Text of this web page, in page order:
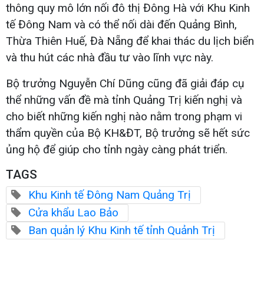
thông quy mô lớn nối đô thị Đông Hà với Khu Kinh
tế Đông Nam và có thể nối dài đến Quảng Bình,
Thừa Thiên Huế, Đà Nẵng để khai thác du lịch biển
và thu hút các nhà đầu tư vào lĩnh vực này.
Bộ trưởng Nguyễn Chí Dũng cũng đã giải đáp cụ
thể những vấn đề mà tỉnh Quảng Trị kiến nghị và
cho biết những kiến nghị nào nằm trong phạm vi
thẩm quyền của Bộ KH&ĐT, Bộ trưởng sẽ hết sức
ủng hộ để giúp cho tỉnh ngày càng phát triển.
TAGS
Khu Kinh tế Đông Nam Quảng Trị
Cửa khẩu Lao Bảo
Ban quản lý Khu Kinh tế tỉnh Quảnh Trị